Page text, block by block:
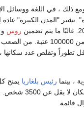
ذلك ، في اللغة ووسائل
تشير "المدن الكبيرة" عادة
روس و
من
تطوراً وتقلص عدد
، بينما رئيس بلغاريا
بنية تحتية